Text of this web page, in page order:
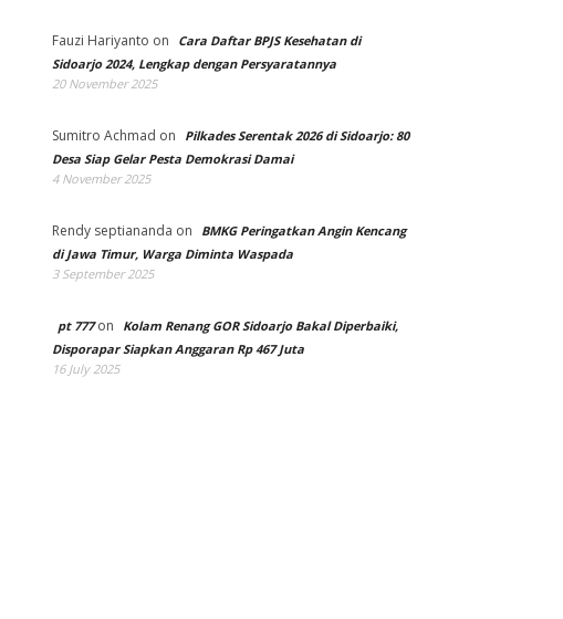
Fauzi Hariyanto on
Cara Daftar BPJS Kesehatan di
Sidoarjo 2024, Lengkap dengan Persyaratannya
20 November 2025
Sumitro Achmad on
Pilkades Serentak 2026 di Sidoarjo: 80
Desa Siap Gelar Pesta Demokrasi Damai
4 November 2025
Rendy septiananda on
BMKG Peringatkan Angin Kencang
di Jawa Timur, Warga Diminta Waspada
3 September 2025
pt 777on
Kolam Renang GOR Sidoarjo Bakal Diperbaiki,
Disporapar Siapkan Anggaran Rp 467 Juta
16 July 2025